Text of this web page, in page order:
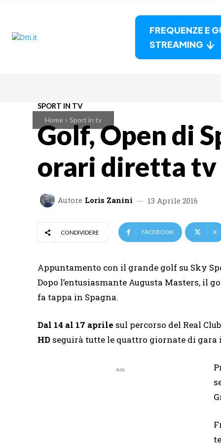
FREQUENZE E
STREAMING
Home Sport in tv
SPORT IN TV
Golf, Open di
orari diretta tv
Autore Loris Zanini 13 Aprile 2016
CONDIVIDERE FACEBOOK X
Appuntamento con il grande golf su Sky
Dopo l’entusiasmante Augusta Masters, il
fa tappa in Spagna.
Dal 14 al 17 aprile sul percorso del Real
HD seguirà tutte le quattro giornate di gara
Ads